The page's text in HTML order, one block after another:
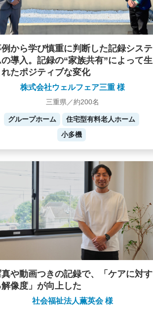
から学び慎重に判断した記録システ
の導入。記録の“家族共有”によって生
れたポジティブな変化
株式会社ウェルフェア三重 様
三重県／約200名
グループホーム
住宅型有料老人ホーム
小多機
や動画つきの記録で、「ケアに対す
解像度」が向上した
社会福祉法人薫英会 様